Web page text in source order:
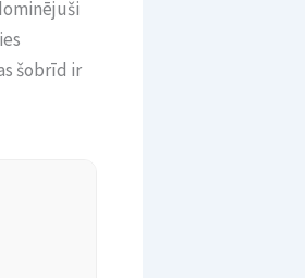
šobrīd ir